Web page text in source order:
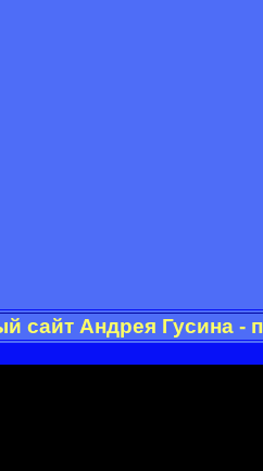
сайт Андрея Гусина -